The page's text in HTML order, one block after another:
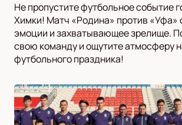
Не пропустите футбольное событие
Химки! Матч «Родина» против «Уфа»
эмоции и захватывающее зрелище.
свою команду и ощутите атмосферу
футбольного праздника!